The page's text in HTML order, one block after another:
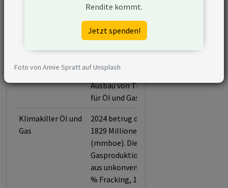
Exxon Mobil Corporation ist ein
Unternehmen aus den USA, das in
der Öl- und Gasförderung aktiv ist
und unkonventionelle
plant Exxon Mobil Corporation den
Ausbau von Transportinfrastruktur
für Öl und Gas.
Klimakiller Öl und
Gas
2024 betrug die Förderleistung
1829 Millionen Barrel Öläquivalent
(mmboe). Die Öl- und
Gasproduktion stammt zu 53 %
aus unkonventionellen Quellen (33
% Fracking, 10,2 % Ölsande, 7,6 %
Rendite kommt.
Jetzt spenden!
Foto von Annie Spratt auf Unsplash